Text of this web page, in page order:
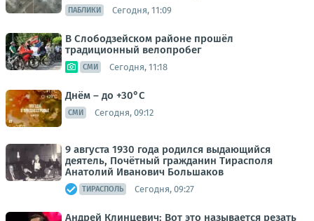
ПАБЛИКИ Сегодня, 11:09
В Слободзейском районе прошёл
традиционный велопробег
СМИ Сегодня, 11:18
Днём – до +30°С
СМИ Сегодня, 09:12
9 августа 1930 года родился выдающийся
деятель, Почётный гражданин Тирасполя
Анатолий Иванович Большаков
ТИРАСПОЛЬ Сегодня, 09:27
Андрей Клинцевич: Вот это называется резать